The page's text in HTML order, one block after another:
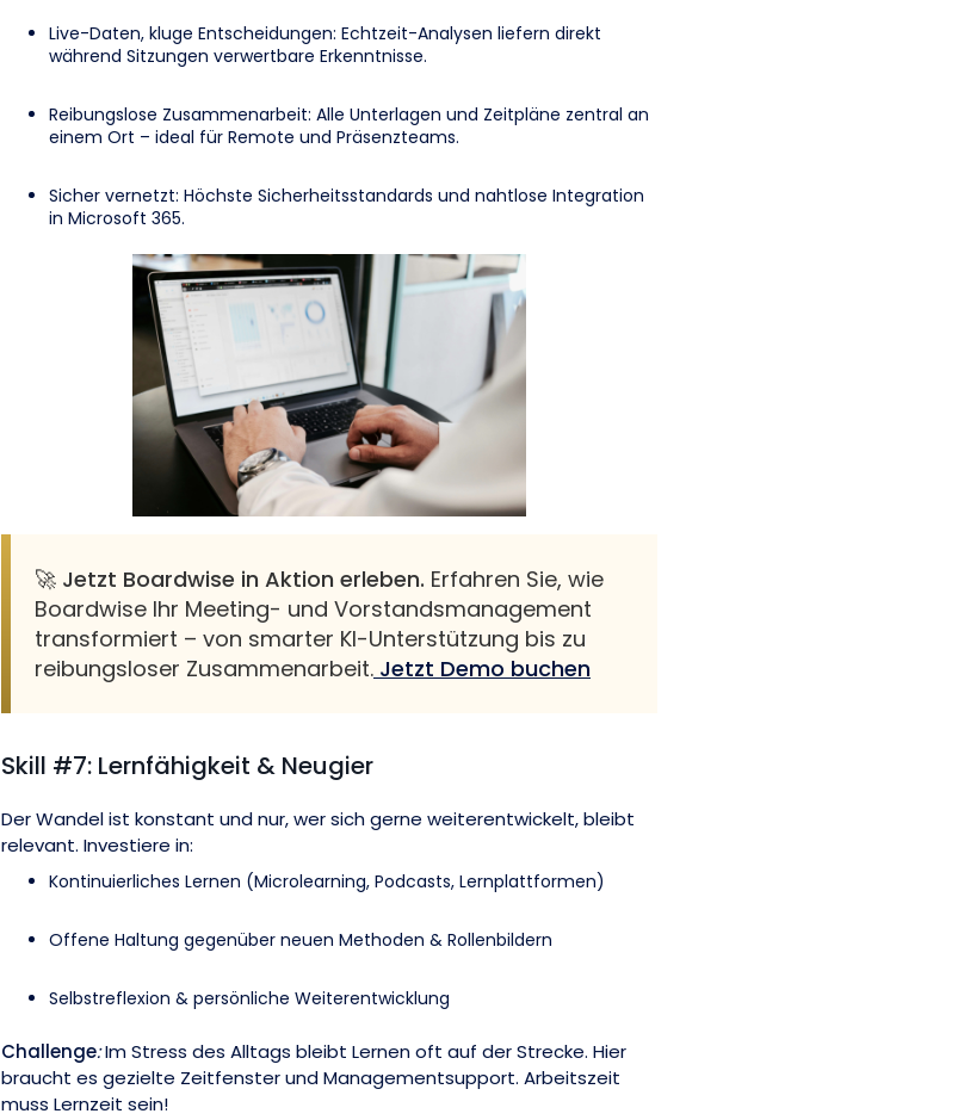
Live-Daten, kluge Entscheidungen: Echtzeit-Analysen liefern direkt
während Sitzungen verwertbare Erkenntnisse.
Reibungslose Zusammenarbeit: Alle Unterlagen und Zeitpläne zentral an
einem Ort – ideal für Remote und Präsenzteams.
Sicher vernetzt: Höchste Sicherheitsstandards und nahtlose Integration
in Microsoft 365.
🚀 Jetzt Boardwise in Aktion erleben. Erfahren Sie, wie
Boardwise Ihr Meeting- und Vorstandsmanagement
transformiert – von smarter KI-Unterstützung bis zu
reibungsloser Zusammenarbeit. Jetzt Demo buchen
Skill #7: Lernfähigkeit & Neugier
Der Wandel ist konstant und nur, wer sich gerne weiterentwickelt, bleibt
relevant. Investiere in:
Kontinuierliches Lernen (Microlearning, Podcasts, Lernplattformen)
Offene Haltung gegenüber neuen Methoden & Rollenbildern
Selbstreflexion & persönliche Weiterentwicklung
Challenge:Im Stress des Alltags bleibt Lernen oft auf der Strecke. Hier
braucht es gezielte Zeitfenster und Managementsupport. Arbeitszeit
muss Lernzeit sein!